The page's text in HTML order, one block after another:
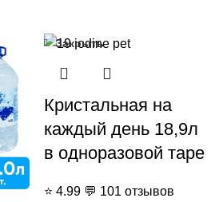
Закрыть
Кристальная на
каждый день 18,9л
в одноразовой таре
⭐ 4.99 💬 101 отзывов